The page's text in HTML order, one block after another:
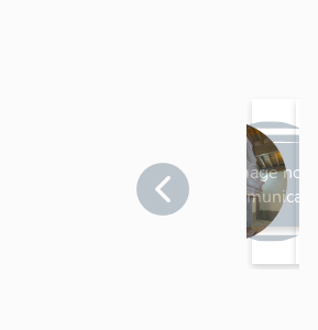
Image non
communicable